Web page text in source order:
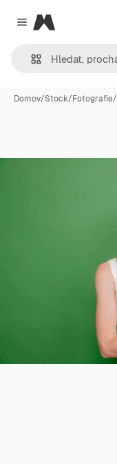
Close menu
Magnific
Domov/Stock/Fotografie/